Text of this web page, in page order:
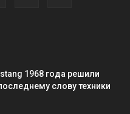
1968 года решили
слову техники